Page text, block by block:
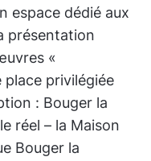
espace dédié aux
présentation
«
privilégiée
: Bouger la
réel – la Maison
Bouger la